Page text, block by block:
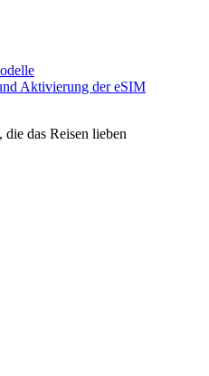
Aktivierung der eSIM
die das Reisen lieben